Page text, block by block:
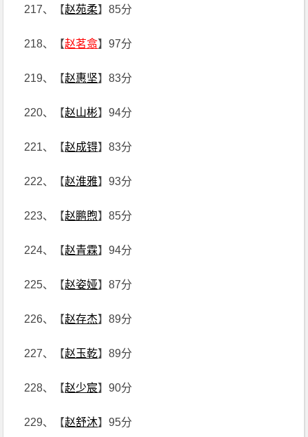
217、【赵苑柔】85分
218、【赵茗翕】97分
219、【赵惠坚】83分
220、【赵山彬】94分
221、【赵成锝】83分
222、【赵淮雅】93分
223、【赵鹏煦】85分
224、【赵青霖】94分
225、【赵姿娅】87分
226、【赵存杰】89分
227、【赵玉乾】89分
228、【赵少宸】90分
229、【赵舒沐】95分